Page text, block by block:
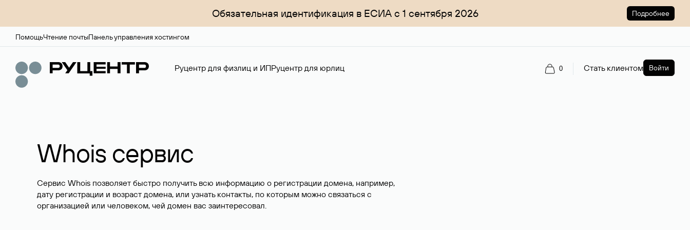
Обязательная идентификация в ЕСИА с 1 сентября 2026 Подробнее
ПомощьЧтение почтыПанель управления хостингом
Руцентр для физлиц и ИПРуцентр для юрлиц 0 Стать клиентом Войти
Whois сервис
Сервис Whois позволяет быстро получить всю информацию о регистрации домена, например,
дату регистрации и возраст домена, или узнать контакты, по которым можно связаться с
организацией или человеком, чей домен вас заинтересовал.